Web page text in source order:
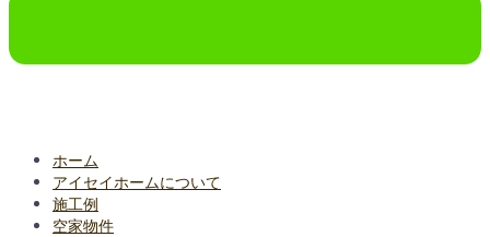
ホーム
アイセイホームについて
施工例
空家物件